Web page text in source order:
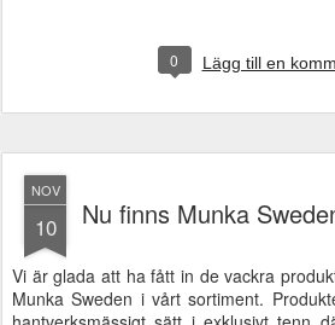
0 Lägg till en
NOV
10 Nu finns Munka
Vi är glada att ha fått in de vackra
Munka Sweden i vårt sortiment.